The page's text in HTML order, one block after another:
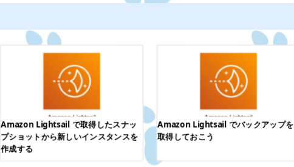
Amazon Lightsail で取得したスナッ
プショットから新しいインスタンスを
作成する
Amazon Lightsail でバックアップを
取得しておこう